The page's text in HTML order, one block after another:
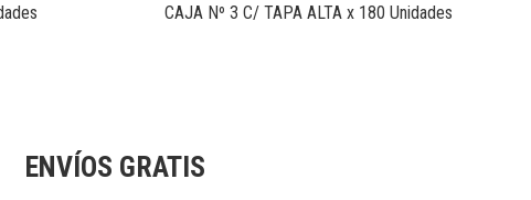
CAJA Nº 3 C/ TAPA ALTA x 180 Unidades
ENVÍOS GRATIS